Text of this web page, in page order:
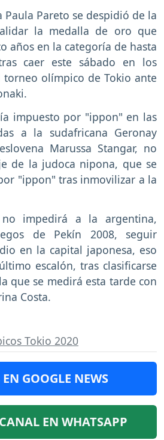
Pareto se despidió de la
la medalla de oro que
años en la categoría de hasta
caer este sábado en los
olímpico de Tokio ante
impuesto por "ippon" en las
a la sudafricana Geronay
Marussa Stangar, no
de la judoca nipona, que se
"ippon" tras inmovilizar a la
impedirá a la argentina,
de Pekín 2008, seguir
en la capital japonesa, eso
escalón, tras clasificarse
que se medirá esta tarde con
Costa.
Tokio 2020
GOOGLE NEWS
EN WHATSAPP